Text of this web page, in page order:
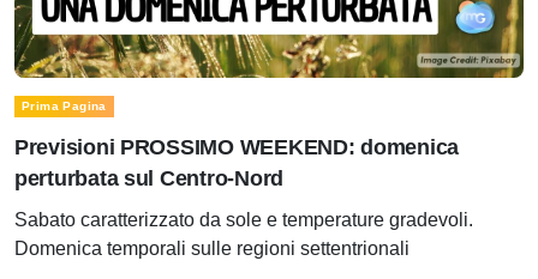
Prima Pagina
Previsioni PROSSIMO WEEKEND: domenica
perturbata sul Centro-Nord
Sabato caratterizzato da sole e temperature gradevoli.
Domenica temporali sulle regioni settentrionali